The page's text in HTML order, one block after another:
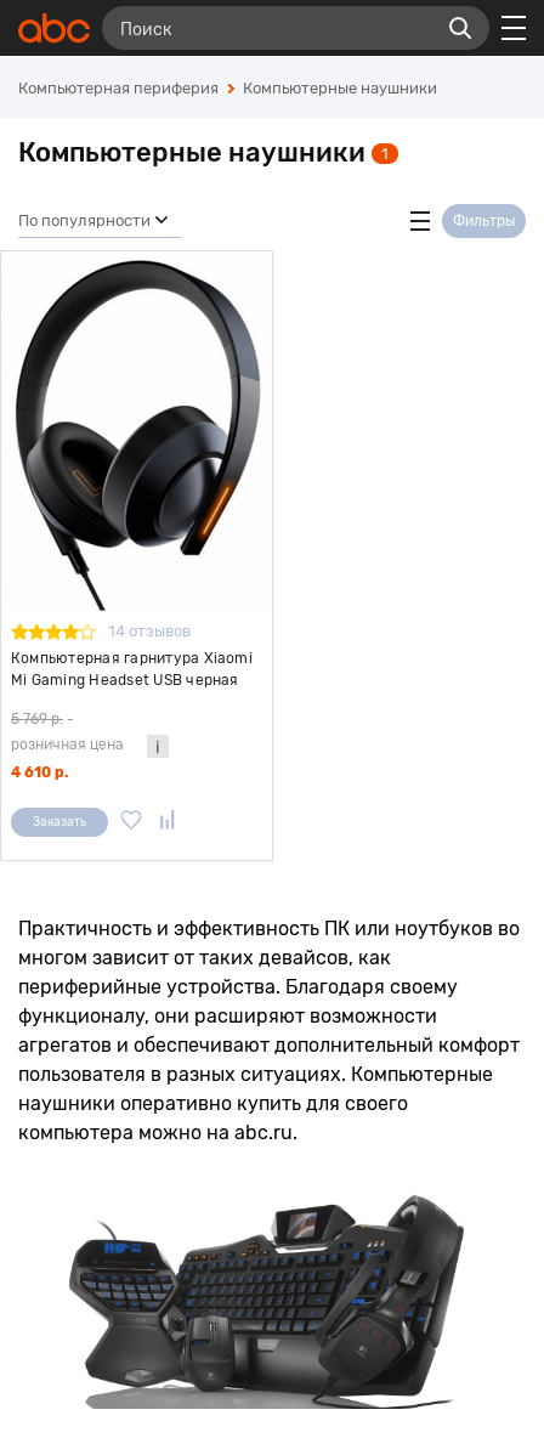
Компьютерная периферия Компьютерные наушники
Компьютерные наушники 1
По популярности Фильтры
14 отзывов
Компьютерная гарнитура Xiaomi
Mi Gaming Headset USB черная
5 769 р. -
розничная цена
4 610 р.
Заказать
Практичность и эффективность ПК или ноутбуков во
многом зависит от таких девайсов, как
периферийные устройства. Благодаря своему
функционалу, они расширяют возможности
агрегатов и обеспечивают дополнительный комфорт
пользователя в разных ситуациях. Компьютерные
наушники оперативно купить для своего
компьютера можно на abc.ru.